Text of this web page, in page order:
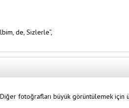
de, Sizlerle”,
Diğer fotoğrafları büyük görüntülemek için